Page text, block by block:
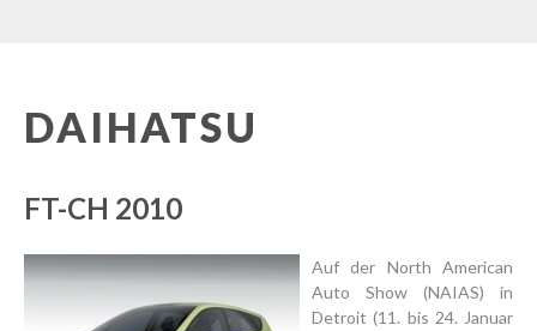
DAIHATSU
FT-CH 2010
Auf der North American
Auto Show (NAIAS) in
Detroit (11. bis 24. Januar